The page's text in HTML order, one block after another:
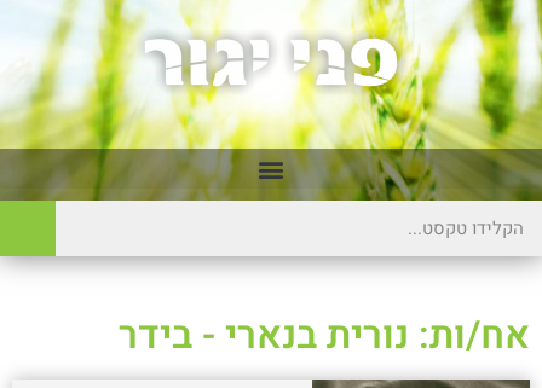
אח/ות: נורית בנארי - בידר